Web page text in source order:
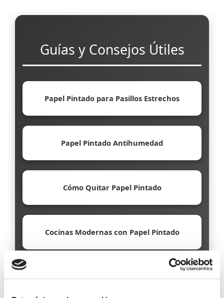
Guías y Consejos Útiles
Papel Pintado para Pasillos Estrechos
Papel Pintado Antihumedad
Cómo Quitar Papel Pintado
Cocinas Modernas con Papel Pintado
Papel Pintado Ecológico